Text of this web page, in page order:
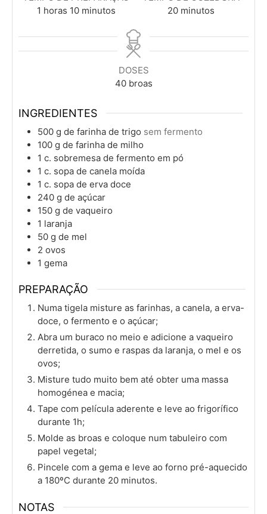
1 hora
horas 10minutos
minutos
20minutos
minutos
DOSES
40 broas
INGREDIENTES
500 g de farinha de trigo sem fermento
100 g de farinha de milho
1 c. sobremesa de fermento em pó
1 c. sopa de canela moída
1 c. sopa de erva doce
240 g de açúcar
150 g de vaqueiro
1 laranja
50 g de mel
2 ovos
1 gema
PREPARAÇÃO
Numa tigela misture as farinhas, a canela, a erva-
doce, o fermento e o açúcar;
Abra um buraco no meio e adicione a vaqueiro
derretida, o sumo e raspas da laranja, o mel e os
ovos;
Misture tudo muito bem até obter uma massa
homogénea e macia;
Tape com película aderente e leve ao frigorífico
durante 1h;
Molde as broas e coloque num tabuleiro com
papel vegetal;
Pincele com a gema e leve ao forno pré-aquecido
a 180ºC durante 20 minutos.
NOTAS